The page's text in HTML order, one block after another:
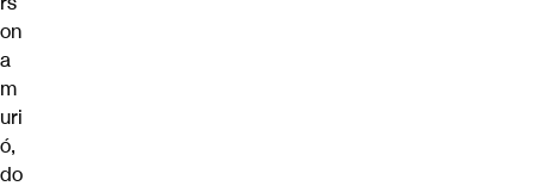
on
a
m
uri
ó,
do